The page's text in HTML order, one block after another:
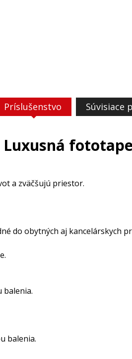
Príslušenstvo Súvisiace
Luxusná
a zväčšujú priestor.
do obytných aj kancelárskych
balenia.
balenia.